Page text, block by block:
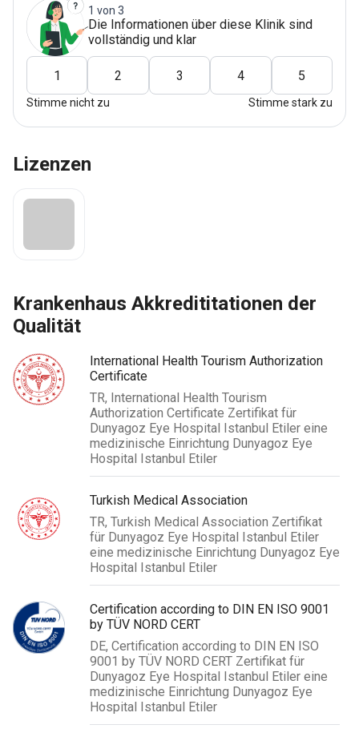
1 von 3
Die Informationen über diese Klinik sind
vollständig und klar
1 2 3 4 5
Stimme nicht zu Stimme stark zu
Lizenzen
Krankenhaus Akkredititationen der
Qualität
International Health Tourism Authorization
Certificate
TR, International Health Tourism
Authorization Certificate Zertifikat für
Dunyagoz Eye Hospital Istanbul Etiler eine
medizinische Einrichtung Dunyagoz Eye
Hospital Istanbul Etiler
Turkish Medical Association
TR, Turkish Medical Association Zertifikat
für Dunyagoz Eye Hospital Istanbul Etiler
eine medizinische Einrichtung Dunyagoz Eye
Hospital Istanbul Etiler
Certification according to DIN EN ISO 9001
by TÜV NORD CERT
DE, Certification according to DIN EN ISO
9001 by TÜV NORD CERT Zertifikat für
Dunyagoz Eye Hospital Istanbul Etiler eine
medizinische Einrichtung Dunyagoz Eye
Hospital Istanbul Etiler